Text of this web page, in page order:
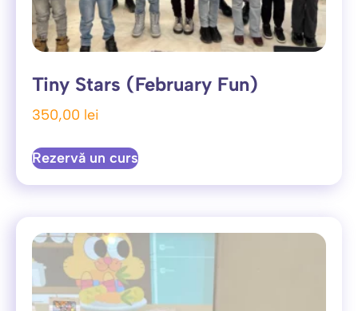
Tiny Stars (February Fun)
350,00 lei
Rezervă un curs